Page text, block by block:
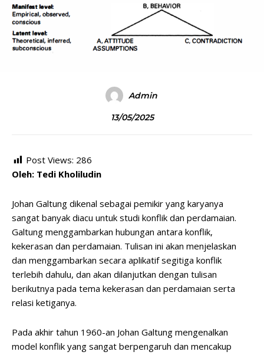
Admin
13/05/2025
Post Views: 286
Oleh: Tedi Kholiludin
Johan Galtung dikenal sebagai pemikir yang karyanya
sangat banyak diacu untuk studi konflik dan perdamaian.
Galtung menggambarkan hubungan antara konflik,
kekerasan dan perdamaian. Tulisan ini akan menjelaskan
dan menggambarkan secara aplikatif segitiga konflik
terlebih dahulu, dan akan dilanjutkan dengan tulisan
berikutnya pada tema kekerasan dan perdamaian serta
relasi ketiganya.
Pada akhir tahun 1960-an Johan Galtung mengenalkan
model konflik yang sangat berpengaruh dan mencakup